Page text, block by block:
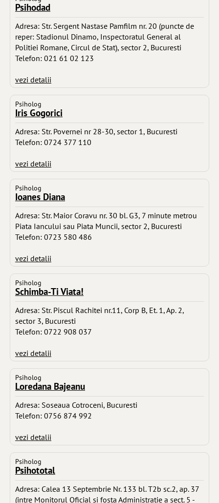
Psihodad
Adresa: Str. Sergent Nastase Pamfilm nr. 20 (puncte de
reper: Stadionul Dinamo, Inspectoratul General al
Politiei Romane, Circul de Stat), sector 2, Bucuresti
Telefon: 021 61 02 123
vezi detalii
Psiholog
Iris Gogorici
Adresa: Str. Povernei nr 28-30, sector 1, Bucuresti
Telefon: 0724 377 110
vezi detalii
Psiholog
Ioanes Diana
Adresa: Str. Maior Coravu nr. 30 bl. G3, 7 minute metrou
Piata Iancului sau Piata Muncii, sector 2, Bucuresti
Telefon: 0723 580 486
vezi detalii
Psiholog
Schimba-Ti Viata!
Adresa: Str. Piscul Rachitei nr.11, Corp B, Et. 1, Ap. 2,
sector 3, Bucuresti
Telefon: 0722 908 037
vezi detalii
Psiholog
Loredana Bajeanu
Adresa: Soseaua Cotroceni, Bucuresti
Telefon: 0756 874 992
vezi detalii
Psiholog
Psihototal
Adresa: Calea 13 Septembrie Nr. 133 bl. T2b sc.2, ap. 37
(intre Monitorul Oficial si fosta Administratie a sect. 5 -